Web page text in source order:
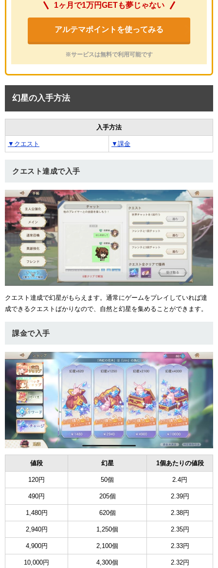
1ヶ月で1万円GETも夢じゃない
アルテマポイントを使ってみる
※サービスは無料で利用可能です
幻星の入手方法
入手方法
▼クエスト ▼課金
クエスト達成で入手
クエスト達成で幻星がもらえます。通常にゲームをプレイしていれば達
成できるクエストばかりなので、自然と幻星を集めることができます。
課金で入手
値段 幻星 1個あたりの値段
120円 50個 2.4円
490円 205個 2.39円
1,480円 620個 2.38円
2,940円 1,250個 2.35円
4,900円 2,100個 2.33円
10,000円 4,300個 2.32円